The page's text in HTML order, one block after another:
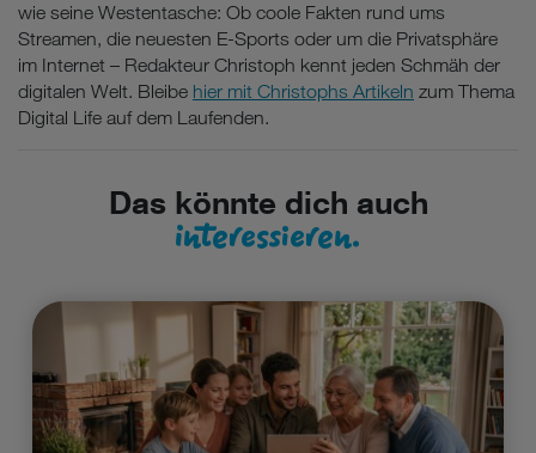
wie seine Westentasche: Ob coole Fakten rund ums
Streamen, die neuesten E-Sports oder um die Privatsphäre
im Internet – Redakteur Christoph kennt jeden Schmäh der
digitalen Welt. Bleibe hier mit Christophs Artikeln zum Thema
Digital Life auf dem Laufenden.
Das könnte dich auch
interessieren.